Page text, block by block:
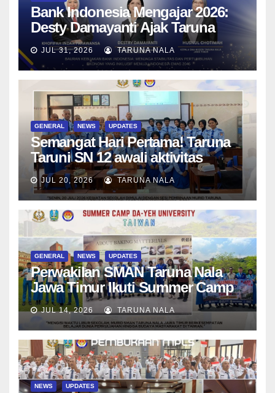
Bank Indonesia Mengajar 2026:
Desty Damayanti Ajak Taruna
SMAN Taruna Nala Jawa Timur
Menjadi Generasi Pemimpin
Berwawasan Global
JUL 31, 2026 TARUNA NALA
GENERAL NEWS UPDATES
Semangat Hari Pertama! Taruna
Taruni SN 12 awali aktivitas
bersama Wali Kelas dan Tes
Asesmen Diagnostik
JUL 20, 2026 TARUNA NALA
GENERAL NEWS UPDATES
Perwakilan SMAN Taruna Nala
Jawa Timur Ikuti Summer Camp
di Da-Yeh University, Taiwan
JUL 14, 2026 TARUNA NALA
NEWS UPDATES